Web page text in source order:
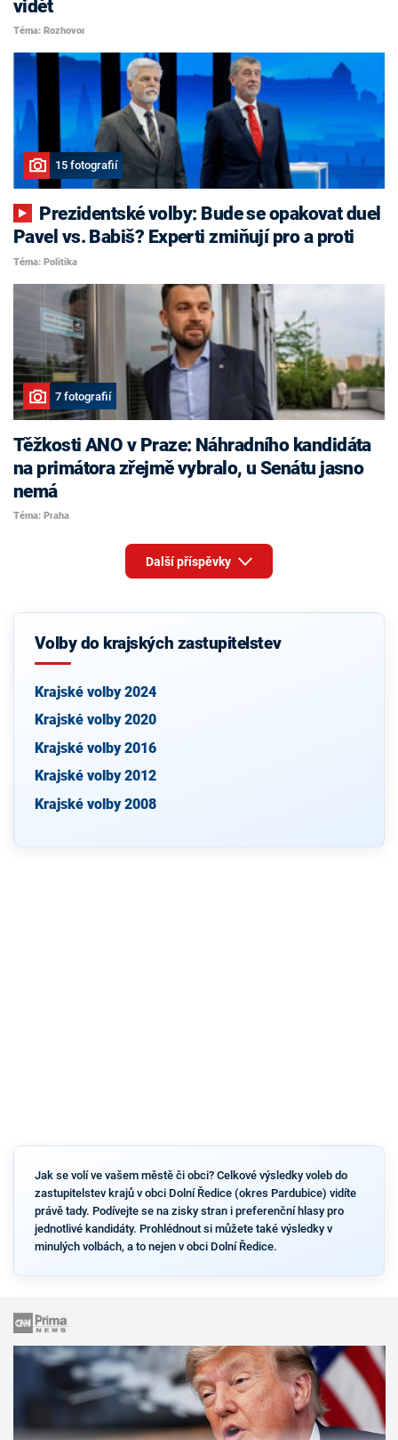
vidět
Téma: Rozhovor
15 fotografií
Pavel vs. Babiš? Experti zmiňují pro a proti
Téma: Politika
7 fotografií
Těžkosti ANO v Praze: Náhradního kandidáta
na primátora zřejmě vybralo, u Senátu jasno
nemá
Téma: Praha
Další příspěvky
Volby do krajských zastupitelstev
Krajské volby 2024
Krajské volby 2020
Krajské volby 2016
Krajské volby 2012
Krajské volby 2008
Jak se volí ve vašem městě či obci? Celkové výsledky voleb do
zastupitelstev krajů v obci Dolní Ředice (okres Pardubice) vidíte
právě tady. Podívejte se na zisky stran i preferenční hlasy pro
jednotlivé kandidáty. Prohlédnout si můžete také výsledky v
minulých volbách, a to nejen v obci Dolní Ředice.